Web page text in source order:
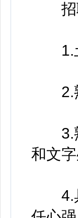
招聘
1.土
2.熟
3.熟
和文
4.具